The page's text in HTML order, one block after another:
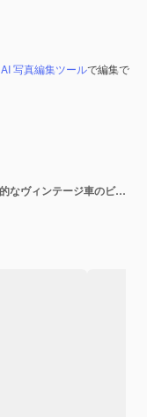
AI 写真編集ツールで編集で
オールドハバナ、キューバの黄色の古典的なヴィンテージ車のビュー